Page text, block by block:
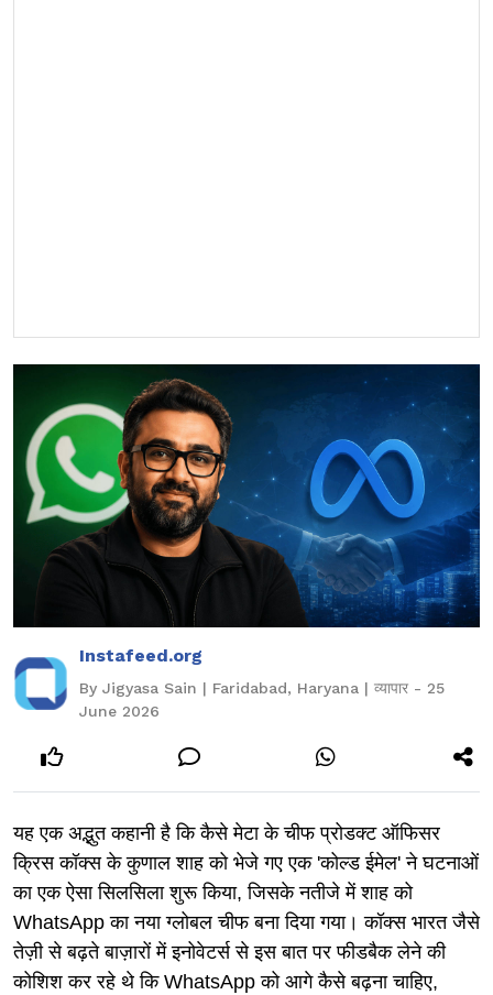
Instafeed.org
By Jigyasa Sain | Faridabad, Haryana | व्यापार - 25
June 2026
यह एक अद्भुत कहानी है कि कैसे मेटा के चीफ प्रोडक्ट ऑफिसर
क्रिस कॉक्स के कुणाल शाह को भेजे गए एक 'कोल्ड ईमेल' ने घटनाओं
का एक ऐसा सिलसिला शुरू किया, जिसके नतीजे में शाह को
WhatsApp का नया ग्लोबल चीफ बना दिया गया। कॉक्स भारत जैसे
तेज़ी से बढ़ते बाज़ारों में इनोवेटर्स से इस बात पर फीडबैक लेने की
कोशिश कर रहे थे कि WhatsApp को आगे कैसे बढ़ना चाहिए,